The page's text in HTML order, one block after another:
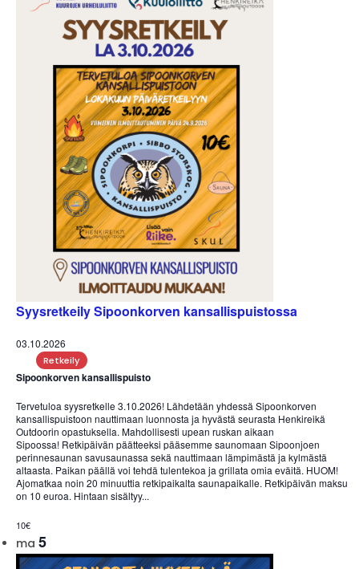
Syysretkeily Sipoonkorven kansallispuistossa
03.10.2026
Retkeily
Sipoonkorven kansallispuisto
Tervetuloa syysretkelle 3.10.2026! Lähdetään yhdessä Sipoonkorven
kansallispuistoon nauttimaan luonnosta ja hyvästä seurasta Henkireikä
Outdoorin opastuksella. Mahdollisesti upean ruskan aikaan
Sipoossa! Retkipäivän päätteeksi pääsemme saunomaan Sipoonjoen
perinnesaunan savusaunassa sekä nauttimaan lämpimästä ja kylmästä
altaasta. Paikan päällä voi tehdä tulentekoa ja grillata omia eväitä. HUOM!
Ajomatkaa noin 20 minuuttia retkipaikalta saunapaikalle. Retkipäivän maksu
on 10 euroa. Hintaan sisältyy...
10€
ma 5